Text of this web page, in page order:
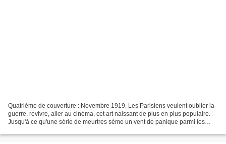
Quatrième de couverture : Novembre 1919. Les Parisiens veulent oublier la
guerre, revivre, aller au cinéma, cet art naissant de plus en plus populaire.
Jusqu'à ce qu'une série de meurtres sème un vent de panique parmi les